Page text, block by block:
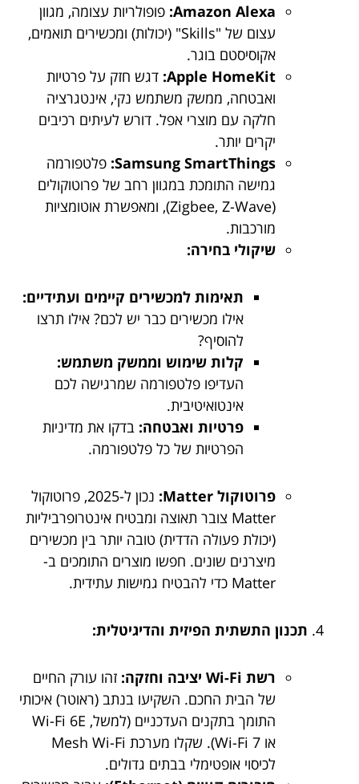
Amazon Alexa: פופולריות עצומה, מגוון
עצום של "Skills" (יכולות) ומכשירים תואמים,
אקוסיסטם בוגר.
Apple HomeKit: דגש חזק על פרטיות
ואבטחה, ממשק משתמש נקי, אינטגרציה
חלקה עם מוצרי אפל. דורש לעיתים רכיבים
יקרים יותר.
Samsung SmartThings: פלטפורמה
גמישה התומכת במגוון רחב של פרוטוקולים
(Zigbee, Z-Wave), ומאפשרת אוטומציות
מורכבות.
שיקולי בחירה:
תאימות למכשירים קיימים ועתידיים:
אילו מכשירים כבר יש לכם? אילו תרצו
להוסיף?
קלות שימוש וממשק משתמש:
העדיפו פלטפורמה שמרגישה לכם
אינטואיטיבית.
פרטיות ואבטחה: בדקו את מדיניות
הפרטיות של כל פלטפורמה.
פרוטוקול Matter:
נכון ל-2025, פרוטוקול
Matter צובר תאוצה ומבטיח אינטרופרביליות
(יכולת פעולה הדדית) טובה יותר בין מכשירים
מיצרנים שונים. חפשו מוצרים התומכים ב-
Matter כדי להבטיח גמישות עתידית.
תכנון התשתית הפיזית והדיגיטלית:
רשת Wi-Fi יציבה וחזקה:
זהו עורק החיים
של הבית החכם. השקיעו בנתב (ראוטר) איכותי
התומך בתקנים העדכניים (למשל, Wi-Fi 6E
או Wi-Fi 7). שקלו מערכת Mesh Wi-Fi
לכיסוי אופטימלי בבתים גדולים.